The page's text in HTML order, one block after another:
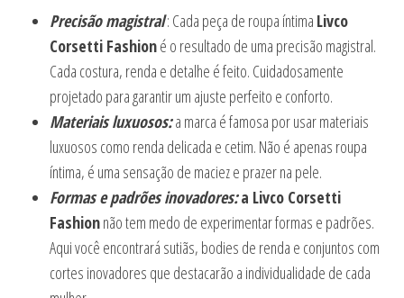
Precisão magistral: Cada peça de roupa íntima Livco
Corsetti Fashioné o resultado de uma precisão magistral.
Cada costura, renda e detalhe é feito. Cuidadosamente
projetado para garantir um ajuste perfeito e conforto.
Materiais luxuosos:a marca é famosa por usar materiais
luxuosos como renda delicada e cetim. Não é apenas roupa
íntima, é uma sensação de maciez e prazer na pele.
Formas e padrões inovadores:a Livco Corsetti
Fashionnão tem medo de experimentar formas e padrões.
Aqui você encontrará sutiãs, bodies de renda e conjuntos com
cortes inovadores que destacarão a individualidade de cada